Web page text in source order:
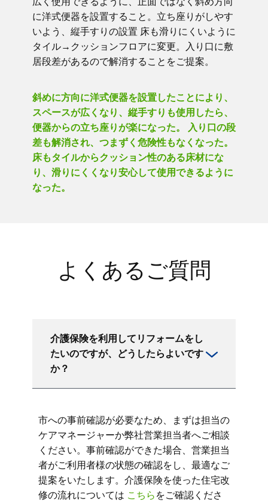
に洋式便器を設置すること。立ち座りがしやす
いよう、縦手すりの設置 床も滑りにくいように
タイル→クッションフロアに変更。入り口に敷
居段差があるので解消することをご提案。
斜めに方向に洋式便器を設置したことにより、
スペースが広くなり、縦手すりも使用したら、
便器からの立ち座りが楽になった。 入り口の段
差も解消され、つまずく危険性もなくなった。
床もタイルからクッション性のある床材にな
り、滑りにくくなり安心して使用できるように
なった。
よくあるご質問
介護保険を利用してリフォームをし
たいのですが、どうしたらよいです
か？
市への事前確認が必要なため、まずは担当の
ケアマネージャーか弊社営業担当者へご相談
ください。事前確認ができた場合、営業担当
者がご利用者様の状態の確認をし、最適なご
提案をいたします。介護保険を使った住宅改
修の流れについては こちらをご確認くださ